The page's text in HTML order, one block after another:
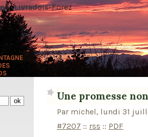
· Livradois-Forez
Une promesse
Par michel, lundi 31
#7207 :: rss :: PDF